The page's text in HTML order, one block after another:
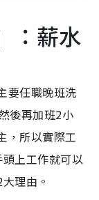
：薪水
要任職晚班洗
後再加班2小
，所以實際工
上工作就可以
理由。